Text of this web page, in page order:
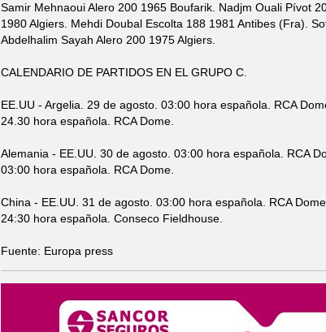
Samir Mehnaoui Alero 200 1965 Boufarik. Nadjm Ouali Pívot
1980 Algiers. Mehdi Doubal Escolta 188 1981 Antibes (Fra).
Abdelhalim Sayah Alero 200 1975 Algiers.
CALENDARIO DE PARTIDOS EN EL GRUPO C.
EE.UU - Argelia. 29 de agosto. 03:00 hora española. RCA
24.30 hora española. RCA Dome.
Alemania - EE.UU. 30 de agosto. 03:00 hora española. RCA
03:00 hora española. RCA Dome.
China - EE.UU. 31 de agosto. 03:00 hora española. RCA
24:30 hora española. Conseco Fieldhouse.
Fuente: Europa press